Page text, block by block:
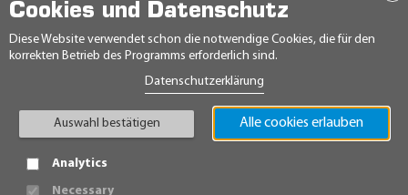
Cookies und Datenschutz
Diese Website verwendet schon die notwendige Cookies, die für den
korrekten Betrieb des Programms erforderlich sind.
Datenschutzerklärung
Auswahl bestätigen Alle cookies erlauben
Analytics
Necessary
DATENSCHUTZERKLÄRUNG
IMPRESSUM
TEILNAHMEBEDINGUNGEN